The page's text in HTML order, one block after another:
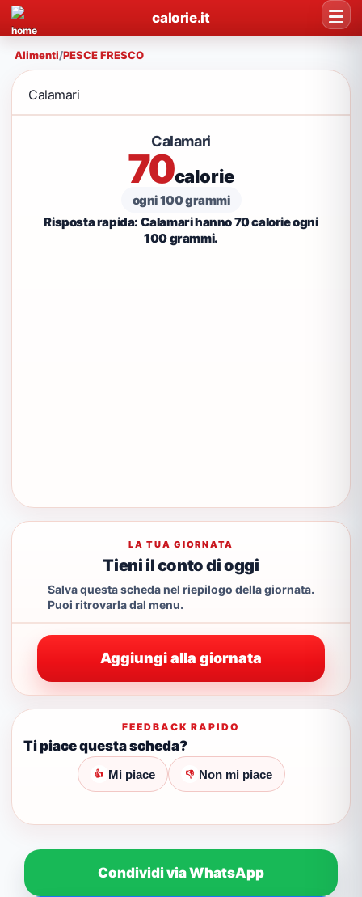
calorie.it
Alimenti/PESCE FRESCO
Calamari
Calamari
70calorie
ogni 100 grammi
Risposta rapida: Calamari hanno 70 calorie ogni
100 grammi.
LA TUA GIORNATA
Tieni il conto di oggi
Salva questa scheda nel riepilogo della giornata.
Puoi ritrovarla dal menu.
Aggiungi alla giornata
FEEDBACK RAPIDO
Ti piace questa scheda?
👍 Mi piace 👎 Non mi piace
Condividi via WhatsApp